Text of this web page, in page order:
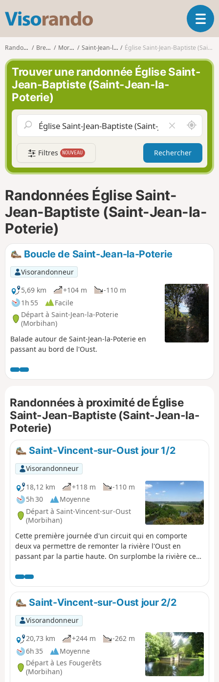
s
o
r
n
d
O
u
v
a
i
g
t
i
Randonnées Bretagne Morbihan Saint-Jean-la-Poterie Église Saint-Jean-Baptiste (Saint-Jean-la-Poterie)
Trouver une randonnée Église Saint-
Jean-Baptiste (Saint-Jean-la-
Poterie)
i
d
e
r
l
c
h
a
A
u
t
u
r
m
o
Filtres NOUVEAU Rechercher
Randonnées Église Saint-
Jean-Baptiste (Saint-Jean-la-
Poterie)
Boucle de Saint-Jean-la-Poterie
Visorandonneur
5,69 km
+104 m
-110 m
1h 55
Facile
Départ à Saint-Jean-la-Poterie
(Morbihan)
Balade autour de Saint-Jean-la-Poterie en
passant au bord de l'Oust.
Randonnées à proximité de Église
Saint-Jean-Baptiste (Saint-Jean-la-
Poterie)
Saint-Vincent-sur-Oust jour 1/2
Visorandonneur
18,12 km
+118 m
-110 m
5h 30
Moyenne
Départ à Saint-Vincent-sur-Oust
(Morbihan)
Cette première journée d'un circuit qui en comporte
deux va permettre de remonter la rivière l'Oust en
passant par la partie haute. On surplombe la rivière ce
La fin sera plutôt en forêt et prairies.
Saint-Vincent-sur-Oust jour 2/2
Visorandonneur
20,73 km
+244 m
-262 m
6h 35
Moyenne
Départ à Les Fougerêts
(Morbihan)